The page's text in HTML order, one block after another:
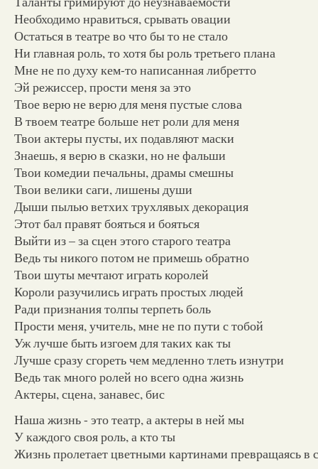
Необходимо нравиться, срывать овации
Остаться в театре во что бы то не стало
Ни главная роль, то хотя бы роль третьего плана
Мне не по духу кем-то написанная либретто
Эй режиссер, прости меня за это
Твое верю не верю для меня пустые слова
В твоем театре больше нет роли для меня
Твои актеры пусты, их подавляют маски
Знаешь, я верю в сказки, но не фальши
Твои комедии печальны, драмы смешны
Твои велики саги, лишены души
Дыши пылью ветхих трухлявых декорация
Этот бал правят бояться и бояться
Выйти из – за сцен этого старого театра
Ведь ты никого потом не примешь обратно
Твои шуты мечтают играть королей
Короли разучились играть простых людей
Ради признания толпы терпеть боль
Прости меня, учитель, мне не по пути с тобой
Уж лучше быть изгоем для таких как ты
Лучше сразу сгореть чем медленно тлеть изнутри
Ведь так много ролей но всего одна жизнь
Актеры, сцена, занавес, бис
Наша жизнь - это театр, а актеры в ней мы
У каждого своя роль, а кто ты
Жизнь пролетает цветными картинами превращаясь в